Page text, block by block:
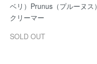
ベリ）Prunus（プルーヌス）
クリーマー
SOLD OUT